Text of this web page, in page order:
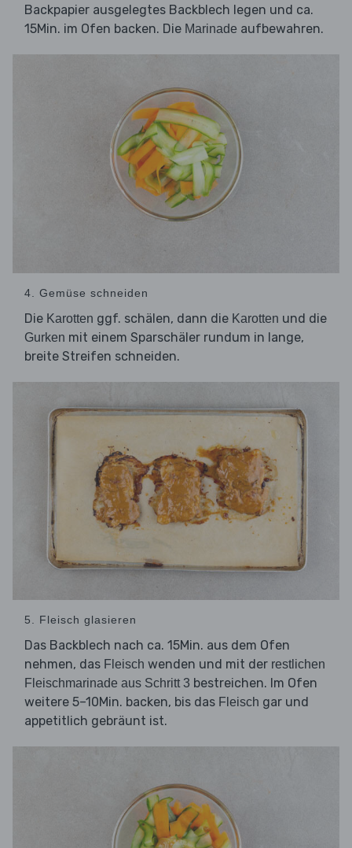
Backpapier ausgelegtes Backblech legen und ca.
15Min. im Ofen backen. Die Marinade aufbewahren.
4. Gemüse schneiden
Die Karotten ggf. schälen, dann die Karotten und die
Gurken mit einem Sparschäler rundum in lange,
breite Streifen schneiden.
5. Fleisch glasieren
Das Backblech nach ca. 15Min. aus dem Ofen
nehmen, das Fleisch wenden und mit der restlichen
Fleischmarinade aus Schritt 3 bestreichen. Im Ofen
weitere 5–10Min. backen, bis das Fleisch gar und
appetitlich gebräunt ist.